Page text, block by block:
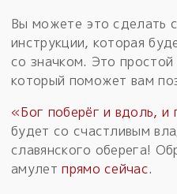
Вы можете это сделать
инструкции, которая
со значком. Это простой
который поможет вам
«Бог поберёг и вдоль, и
будет со счастливым
славянского оберега!
амулетпрямо сейчас.